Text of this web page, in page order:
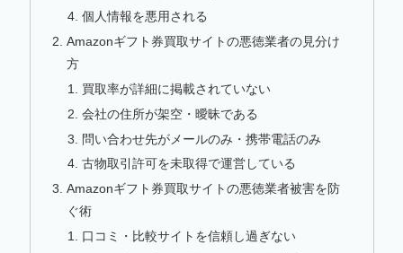
個人情報を悪用される
Amazonギフト券買取サイトの悪徳業者の見分け
方
買取率が詳細に掲載されていない
会社の住所が架空・曖昧である
問い合わせ先がメールのみ・携帯電話のみ
古物取引許可を未取得で運営している
Amazonギフト券買取サイトの悪徳業者被害を防
ぐ術
口コミ・比較サイトを信頼し過ぎない